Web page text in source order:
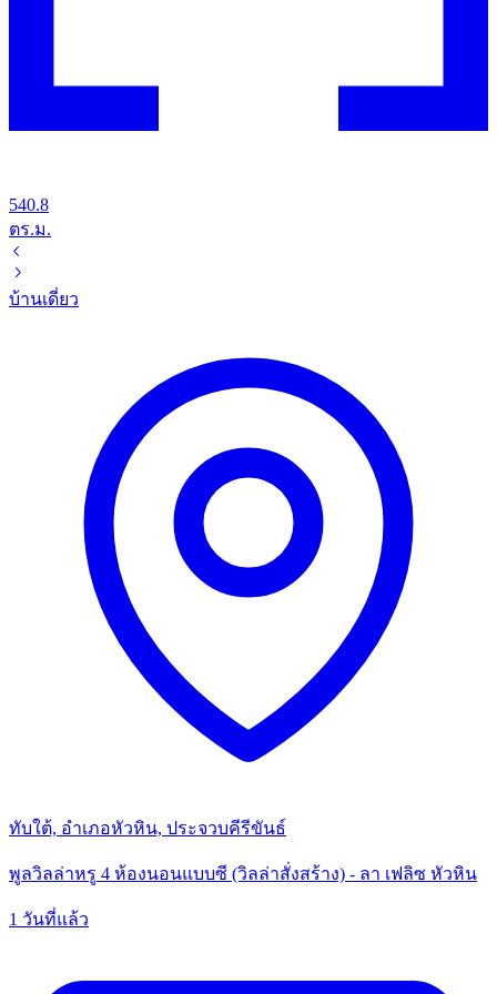
540.8
ตร.ม.
บ้านเดี่ยว
ทับใต้, อำเภอหัวหิน, ประจวบคีรีขันธ์
พูลวิลล่าหรู 4 ห้องนอนแบบซี (วิลล่าสั่งสร้าง) - ลา เฟลิซ หัวหิน
1 วันที่แล้ว